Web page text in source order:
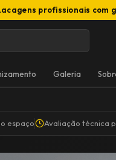
profissionais
Galeria
espaço Avaliação técnica